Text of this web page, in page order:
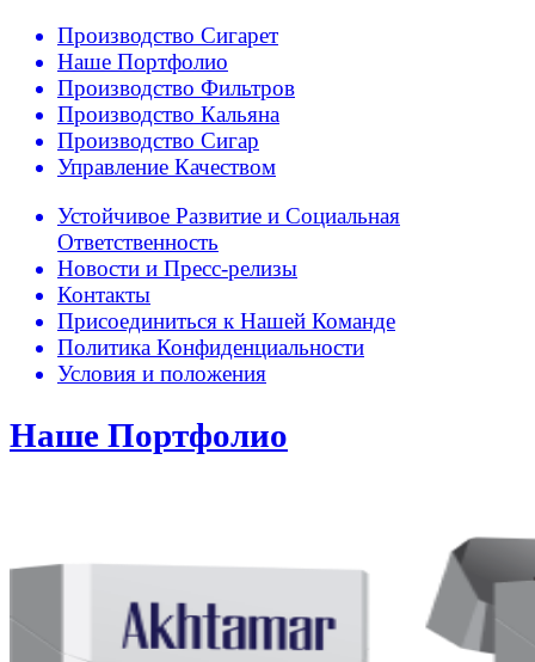
Производство Сигарет
Наше Портфолио
Производство Фильтров
Производство Кальяна
Производство Сигар
Управление Качеством
Устойчивое Развитие и Социальная
Ответственность
Новости и Пресс-релизы
Контакты
Присоединиться к Нашей Команде
Политика Конфиденциальности
Условия и положения
Наше Портфолио